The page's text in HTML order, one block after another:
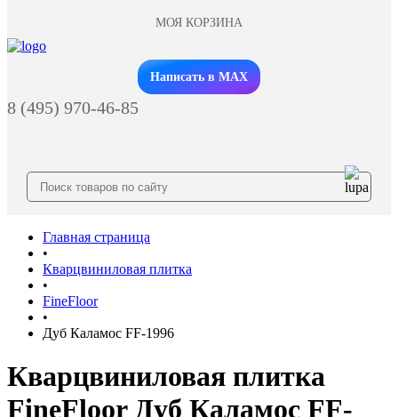
МОЯ КОРЗИНА
Заказать звонок
Написать в MAX
8 (495) 970-46-85
Главная страница
•
Кварцвиниловая плитка
•
FineFloor
•
Дуб Каламос FF-1996
Кварцвиниловая плитка
FineFloor Дуб Каламос FF-